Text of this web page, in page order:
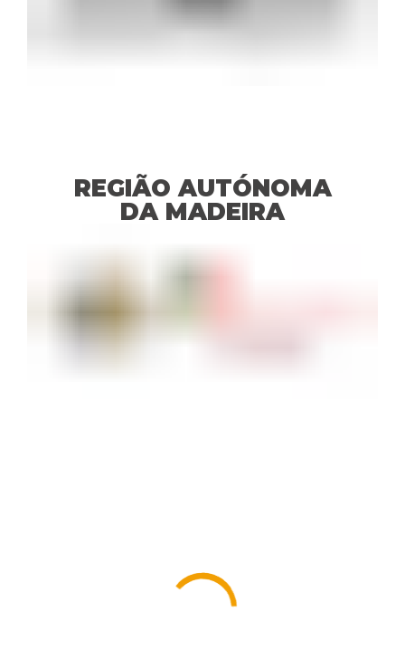
REGIÃO AUTÓNOMA
DA MADEIRA